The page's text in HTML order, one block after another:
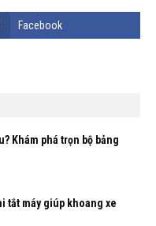
Khám phá trọn bộ bảng
tắt máy giúp khoang xe